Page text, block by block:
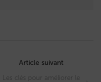
Article suivant
Les clés pour améliorer le